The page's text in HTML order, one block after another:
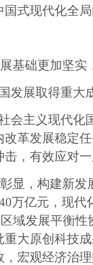
式现代化全
基础更加坚
发展取得重大
会主义现代
革发展稳定
，有效应对
显，构建新
万亿元，现
域发展平衡
大原创科技
宏观经济治